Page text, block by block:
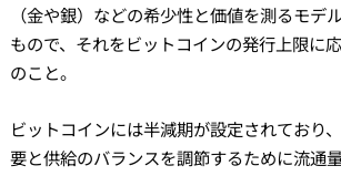
（金や銀）などの希少性と価値を測るモデ
もので、それをビットコインの発行上限に
のこと。
ビットコインには半減期が設定されており
要と供給のバランスを調節するために流通